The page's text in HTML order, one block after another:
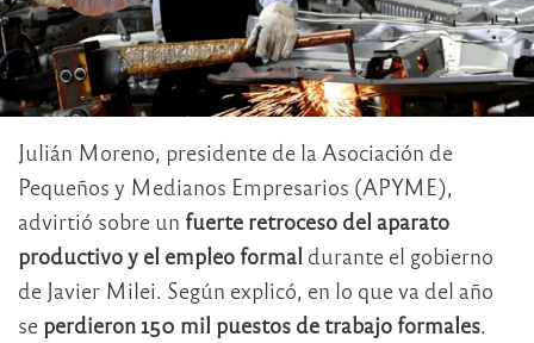
Julián Moreno, presidente de la Asociación de
Pequeños y Medianos Empresarios (APYME),
advirtió sobre un fuerte retroceso del aparato
productivo y el empleo formal durante el gobierno
de Javier Milei. Según explicó, en lo que va del año
se perdieron 150 mil puestos de trabajo formales.